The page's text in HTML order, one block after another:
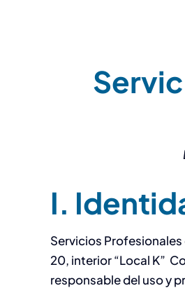
I.
Servicios Profesionales
20, interior “Local K”
responsable del uso y